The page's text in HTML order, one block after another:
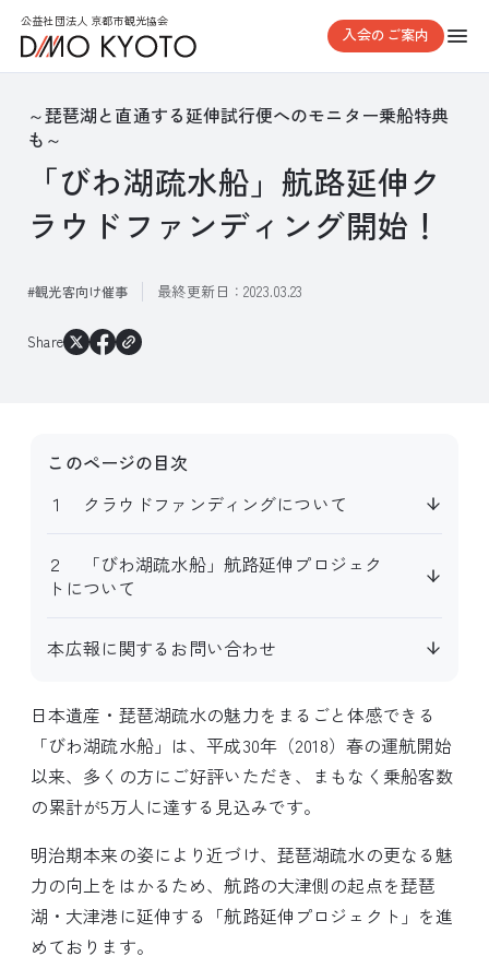
公益社団法人 京都市観光協会
入会のご案内
～琵琶湖と直通する延伸試行便へのモニター乗船特典
も～
「びわ湖疏水船」航路延伸ク
ラウドファンディング開始！
観光客向け催事 最終更新日：2023.03.23
Share
このページの目次
１ クラウドファンディングについて
２ 「びわ湖疏水船」航路延伸プロジェク
トについて
本広報に関するお問い合わせ
日本遺産・琵琶湖疏水の魅力をまるごと体感できる
「びわ湖疏水船」は、平成30年（2018）春の運航開始
以来、多くの方にご好評いただき、まもなく乗船客数
の累計が5万人に達する見込みです。
明治期本来の姿により近づけ、琵琶湖疏水の更なる魅
力の向上をはかるため、航路の大津側の起点を琵琶
湖・大津港に延伸する「航路延伸プロジェクト」を進
めております。